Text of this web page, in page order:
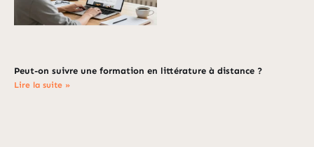
Peut-on suivre une formation en littérature à distance ?
Lire la suite »